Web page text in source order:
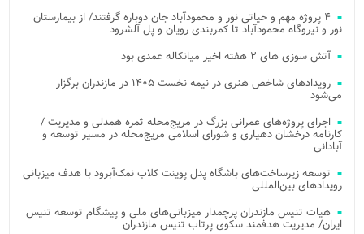
۴ پروژه مهم و حیاتی نور و محمودآباد جان دوباره گرفتند/ از بیمارستان
نور و نیروگاه محمودآباد تا کمربندی رویان و پل آلشرود
آتش‌ سوزی‌ های ۲ هفته اخیر میانکاله عمدی بود
رویدادهای شاخص هنری در نیمه نخست ۱۴۰۵ در مازندران برگزار
می‌شود
اجرای پروژه‌های عمرانی بزرگ در مریج‌محله ثمره همدلی و مدیریت /
کارنامه درخشان دهیاری و شورای اسلامی مریج‌محله در مسیر توسعه و
آبادانی
توسعه زیرساخت‌های باشگاه پدل پوینت کلاب نمک‌آبرود با هدف میزبانی
رویدادهای بین‌المللی
هیات تنیس مازندران پرچمدار میزبانی‌های ملی و پیشگام توسعه تنیس
ایران/ مدیریت هدفمند سکوی پرتاب تنیس مازندران